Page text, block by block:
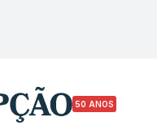
50 ANOS